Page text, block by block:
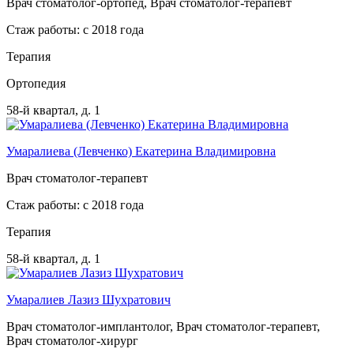
Врач стоматолог-ортопед, Врач стоматолог-терапевт
Стаж работы: с 2018 года
Терапия
Ортопедия
58-й квартал, д. 1
Умаралиева (Левченко) Екатерина Владимировна
Врач стоматолог-терапевт
Стаж работы: с 2018 года
Терапия
58-й квартал, д. 1
Умаралиев Лазиз Шухратович
Врач стоматолог-имплантолог, Врач стоматолог-терапевт,
Врач стоматолог-хирург